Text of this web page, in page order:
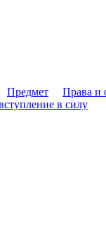
Предмет
Права и
в силу